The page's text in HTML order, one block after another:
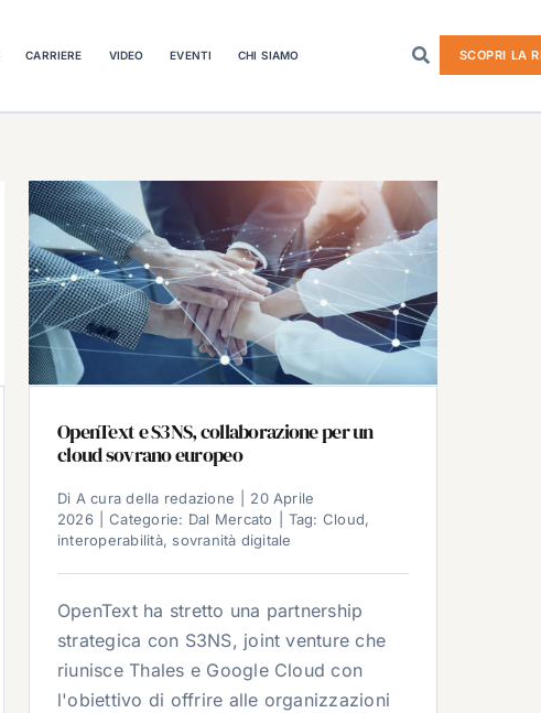
CARRIERE VIDEO EVENTI CHI SIAMO SCOPRI LA
OpenText e S3NS, collaborazione per un
cloud sovrano europeo
Di A cura della redazione
20 Aprile
2026
Categorie: Dal Mercato Tag: Cloud,
interoperabilità, sovranità digitale
OpenText ha stretto una partnership
strategica con S3NS, joint venture che
riunisce Thales e Google Cloud con
l'obiettivo di offrire alle organizzazioni